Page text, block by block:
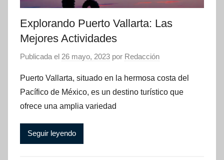
Explorando Puerto Vallarta: Las
Mejores Actividades
Publicada el 26 mayo, 2023 por Redacción
Puerto Vallarta, situado en la hermosa costa del
Pacífico de México, es un destino turístico que
ofrece una amplia variedad
Seguir leyendo